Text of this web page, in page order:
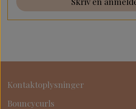
Kontaktoplysninger
Bouncycurls